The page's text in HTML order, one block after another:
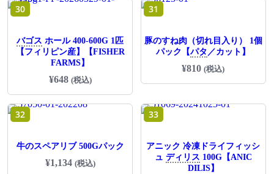
30
バゴス ホール 400-600G 1匹
【フィリピン産】【FISHER
FARMS】
¥648 (税込)
31
豚のすね肉（切れ目入り） 1個
パック【パタ ／カット】
¥810 (税込)
32
牛のスペアリブ 500Gパック
¥1,134 (税込)
33
アニック 冷凍ドライフィッシ
ュ ディリス 100G【ANIC
DILIS】